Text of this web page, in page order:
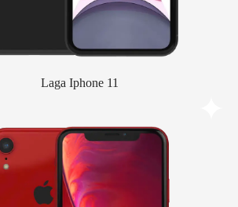
Laga Iphone 11